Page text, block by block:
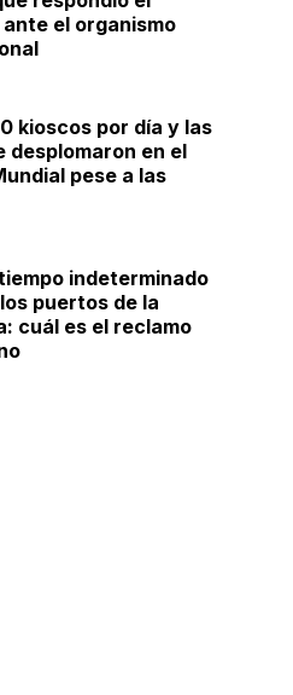
el organismo
kioscos por día y las
desplomaron en el
pese a las
indeterminado
puertos de la
cuál es el reclamo